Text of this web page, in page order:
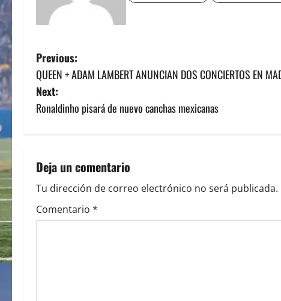
P
o
s
n
a
v
Previous:
QUEEN + ADAM LAMBERT ANUNCIAN DOS CONCIERTOS EN
Next:
Ronaldinho pisará de nuevo canchas mexicanas
Deja un comentario
Tu dirección de correo electrónico no será publicada.
Comentario *